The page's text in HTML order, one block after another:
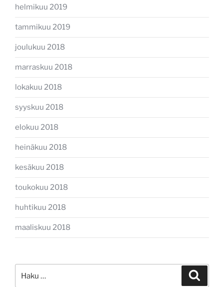
helmikuu 2019
tammikuu 2019
joulukuu 2018
marraskuu 2018
lokakuu 2018
syyskuu 2018
elokuu 2018
heinäkuu 2018
kesäkuu 2018
toukokuu 2018
huhtikuu 2018
maaliskuu 2018